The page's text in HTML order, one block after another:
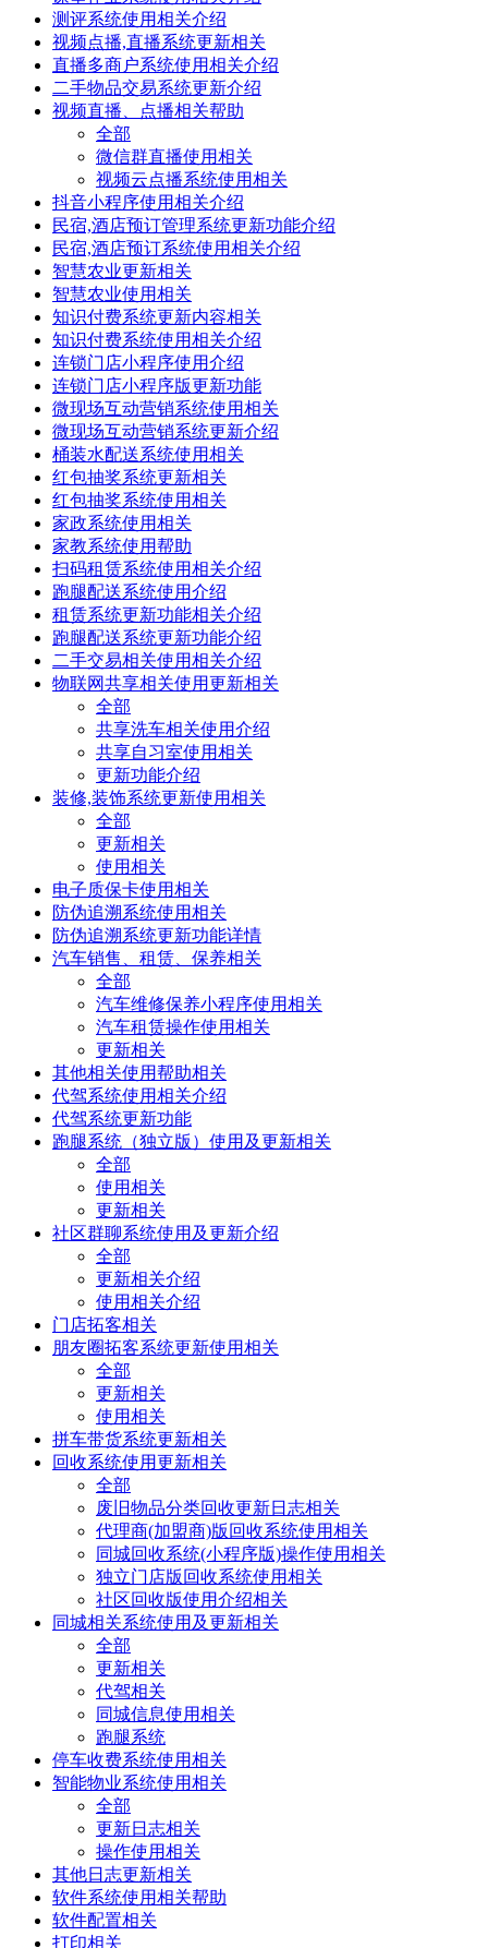
测评系统使用相关介绍
视频点播,直播系统更新相关
直播多商户系统使用相关介绍
二手物品交易系统更新介绍
视频直播、点播相关帮助
全部
微信群直播使用相关
视频云点播系统使用相关
抖音小程序使用相关介绍
民宿,酒店预订管理系统更新功能介绍
民宿,酒店预订系统使用相关介绍
智慧农业更新相关
智慧农业使用相关
知识付费系统更新内容相关
知识付费系统使用相关介绍
连锁门店小程序使用介绍
连锁门店小程序版更新功能
微现场互动营销系统使用相关
微现场互动营销系统更新介绍
桶装水配送系统使用相关
红包抽奖系统更新相关
红包抽奖系统使用相关
家政系统使用相关
家教系统使用帮助
扫码租赁系统使用相关介绍
跑腿配送系统使用介绍
租赁系统更新功能相关介绍
跑腿配送系统更新功能介绍
二手交易相关使用相关介绍
物联网共享相关使用更新相关
全部
共享洗车相关使用介绍
共享自习室使用相关
更新功能介绍
装修,装饰系统更新使用相关
全部
更新相关
使用相关
电子质保卡使用相关
防伪追溯系统使用相关
防伪追溯系统更新功能详情
汽车销售、租赁、保养相关
全部
汽车维修保养小程序使用相关
汽车租赁操作使用相关
更新相关
其他相关使用帮助相关
代驾系统使用相关介绍
代驾系统更新功能
跑腿系统（独立版）使用及更新相关
全部
使用相关
更新相关
社区群聊系统使用及更新介绍
全部
更新相关介绍
使用相关介绍
门店拓客相关
朋友圈拓客系统更新使用相关
全部
更新相关
使用相关
拼车带货系统更新相关
回收系统使用更新相关
全部
废旧物品分类回收更新日志相关
代理商(加盟商)版回收系统使用相关
同城回收系统(小程序版)操作使用相关
独立门店版回收系统使用相关
社区回收版使用介绍相关
同城相关系统使用及更新相关
全部
更新相关
代驾相关
同城信息使用相关
跑腿系统
停车收费系统使用相关
智能物业系统使用相关
全部
更新日志相关
操作使用相关
其他日志更新相关
软件系统使用相关帮助
软件配置相关
打印相关